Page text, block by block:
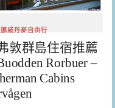
威丹麥自由行
敦群島住宿推薦
Rorbuer –
Cabins